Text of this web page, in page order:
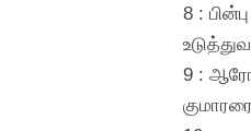
8 :
9 :